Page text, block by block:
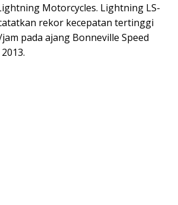
Motorcycles. Lightning LS-
rekor kecepatan tertinggi
pada ajang Bonneville Speed